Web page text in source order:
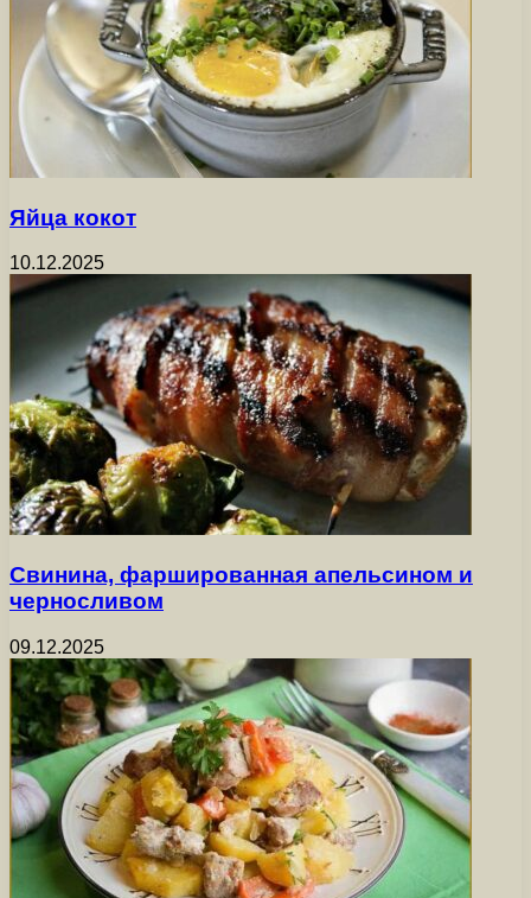
Яйца кокот
10.12.2025
Свинина, фаршированная апельсином и
черносливом
09.12.2025